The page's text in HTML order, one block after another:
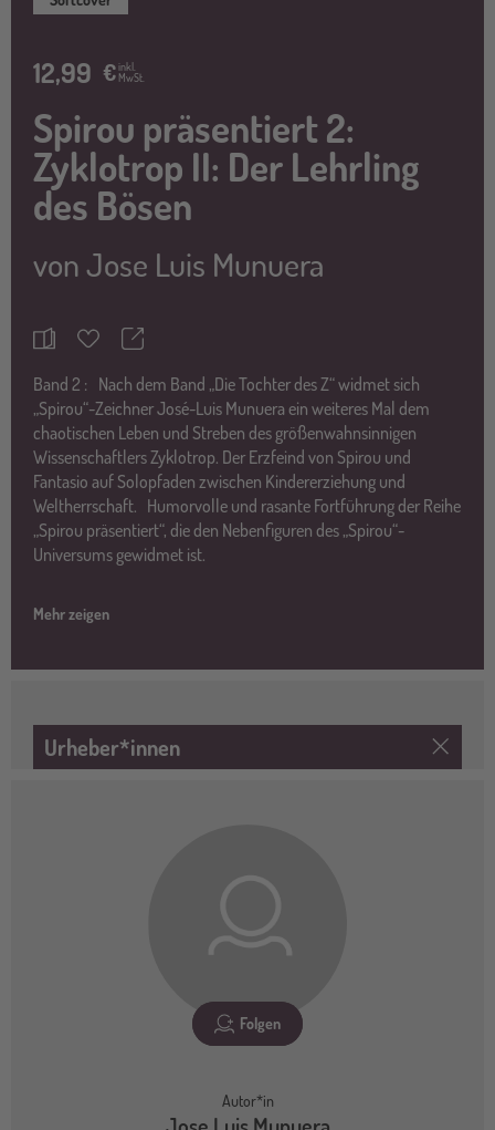
12,99 €inkl.
MwSt.
Spirou präsentiert 2:
Zyklotrop II: Der Lehrling
des Bösen
vonJose Luis Munuera
MerkzettelTeilen
Band 2 : Nach dem Band „Die Tochter des Z“ widmet sich
„Spirou“-Zeichner José-Luis Munuera ein weiteres Mal dem
chaotischen Leben und Streben des größenwahnsinnigen
Wissenschaftlers Zyklotrop. Der Erzfeind von Spirou und
Fantasio auf Solopfaden zwischen Kindererziehung und
Weltherrschaft. Humorvolle und rasante Fortführung der Reihe
„Spirou präsentiert“, die den Nebenfiguren des „Spirou“-
Universums gewidmet ist.
Mehr zeigen
Urheber*innen
Folgen
Autor*in